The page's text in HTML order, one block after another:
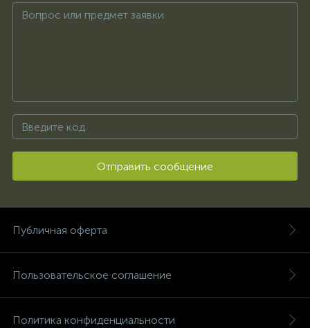
Отправить сообщение
Публичная оферта
Пользовательское соглашение
Политика конфиденциальности